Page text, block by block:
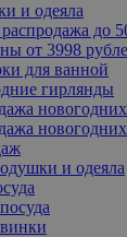
и одеяла
до
от 3998
для ванной
гирлянды
и одеяла